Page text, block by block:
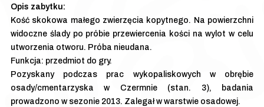
Kość skokowa małego zwierzęcia kopytnego. Na powierzchni
widoczne ślady po próbie przewiercenia kości na wylot w celu
utworzenia otworu. Próba nieudana.
Funkcja: przedmiot do gry.
Pozyskany podczas prac wykopaliskowych w obrębie
osady/cmentarzyska w Czermnie (stan. 3), badania
prowadzono w sezonie 2013. Zalegał w warstwie osadowej.